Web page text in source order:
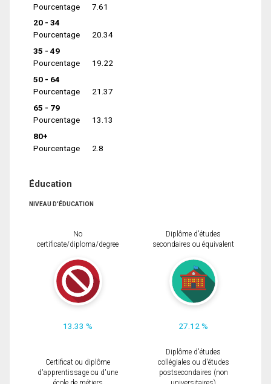
Pourcentage
7.61
20 - 34
Pourcentage
20.34
35 - 49
Pourcentage
19.22
50 - 64
Pourcentage
21.37
65 - 79
Pourcentage
13.13
80+
Pourcentage
2.8
Éducation
NIVEAU D'ÉDUCATION
No
certificate/diploma/degree
13.33 %
Diplôme d'études
secondaires ou équivalent
27.12 %
Certificat ou diplôme
d'apprentissage ou d'une
Diplôme d'études
collégiales ou d'études
postsecondaires (non